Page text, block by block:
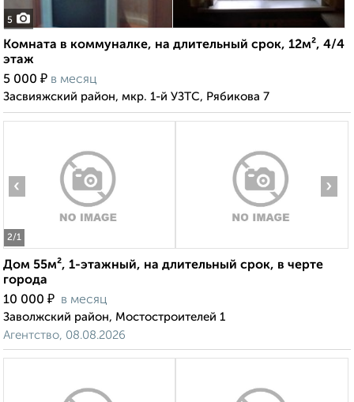
5
Комната в коммуналке, на длительный срок, 12м², 4/4
этаж
5 000 ₽ в месяц
Засвияжский район, мкр. 1-й УЗТС, Рябикова 7
2/1
‹ ›
Дом 55м², 1-этажный, на длительный срок, в черте
города
10 000 ₽ в месяц
Заволжский район, Мостостроителей 1
Агентство, 08.08.2026